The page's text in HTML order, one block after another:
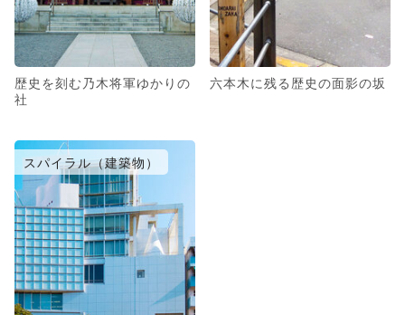
歴史を刻む乃木将軍ゆかりの
社
六本木に残る歴史の面影の坂
スパイラル（建築物）